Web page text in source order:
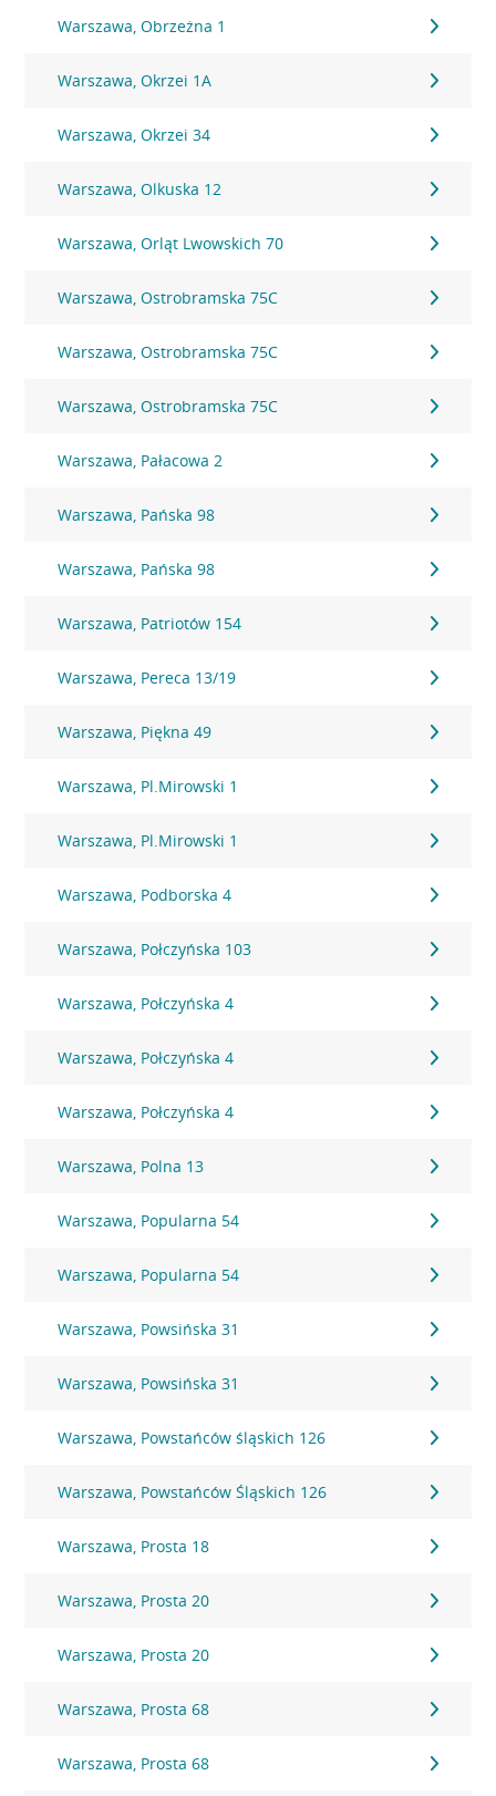
Warszawa, Obrzeżna 1
Warszawa, Okrzei 1A
Warszawa, Okrzei 34
Warszawa, Olkuska 12
Warszawa, Orląt Lwowskich 70
Warszawa, Ostrobramska 75C
Warszawa, Ostrobramska 75C
Warszawa, Ostrobramska 75C
Warszawa, Pałacowa 2
Warszawa, Pańska 98
Warszawa, Pańska 98
Warszawa, Patriotów 154
Warszawa, Pereca 13/19
Warszawa, Piękna 49
Warszawa, Pl.Mirowski 1
Warszawa, Pl.Mirowski 1
Warszawa, Podborska 4
Warszawa, Połczyńska 103
Warszawa, Połczyńska 4
Warszawa, Połczyńska 4
Warszawa, Połczyńska 4
Warszawa, Polna 13
Warszawa, Popularna 54
Warszawa, Popularna 54
Warszawa, Powsińska 31
Warszawa, Powsińska 31
Warszawa, Powstańców śląskich 126
Warszawa, Powstańców Śląskich 126
Warszawa, Prosta 18
Warszawa, Prosta 20
Warszawa, Prosta 20
Warszawa, Prosta 68
Warszawa, Prosta 68